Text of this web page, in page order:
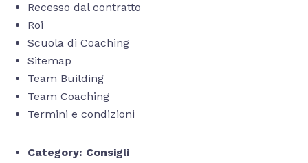
Recesso dal contratto
Roi
Scuola di Coaching
Sitemap
Team Building
Team Coaching
Termini e condizioni
Category: Consigli